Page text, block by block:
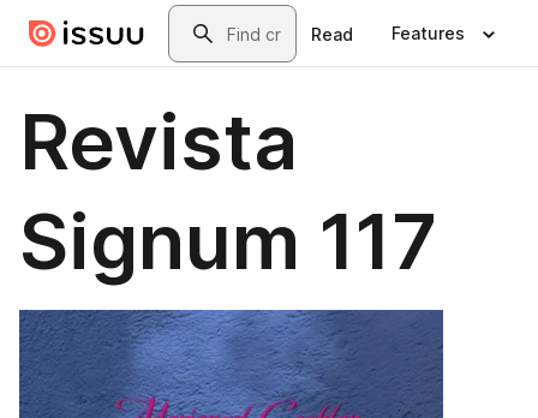
Skip to main contentSearch
Read Features
Revista
Signum 117